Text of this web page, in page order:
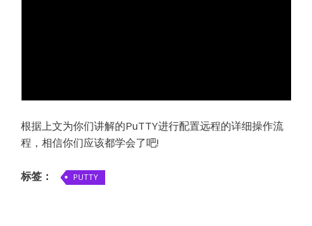
根据上文为你们讲解的PuTTY进行配置远程的详细操作流
程，相信你们应该都学会了吧!
标签： PUTTY